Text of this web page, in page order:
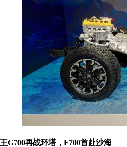
G700再战环塔，F700首赴沙海